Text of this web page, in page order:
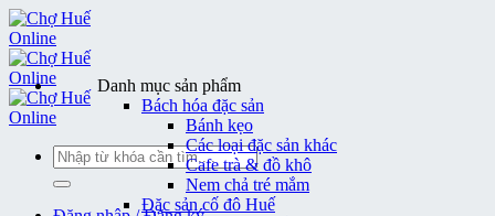
Bỏ
qua
nội
dung
Tìm
kiếm:
Danh mục sản phẩm
Bách hóa đặc sản
Bánh kẹo
Các loại đặc sản khác
Cafe trà & đồ khô
Nem chả tré mắm
Đặc sản cố đô Huế